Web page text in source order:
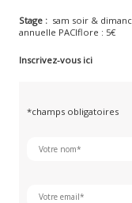
Stage : sam soir &
annuelle PACIflore : 5€
Inscrivez-vous ici
*champs obligatoires